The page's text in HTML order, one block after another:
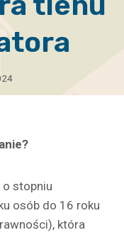
stopniu
osób do 16 roku
która